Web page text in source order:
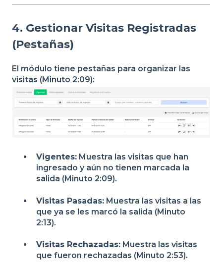
4. Gestionar Visitas Registradas
(Pestañas)
El módulo tiene pestañas para organizar las
visitas (Minuto 2:09):
Vigentes: Muestra las visitas que han
ingresado y aún no tienen marcada la
salida (Minuto 2:09).
Visitas Pasadas: Muestra las visitas a las
que ya se les marcó la salida (Minuto
2:13).
Visitas Rechazadas: Muestra las visitas
que fueron rechazadas (Minuto 2:53).